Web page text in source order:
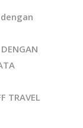
TRAVEL